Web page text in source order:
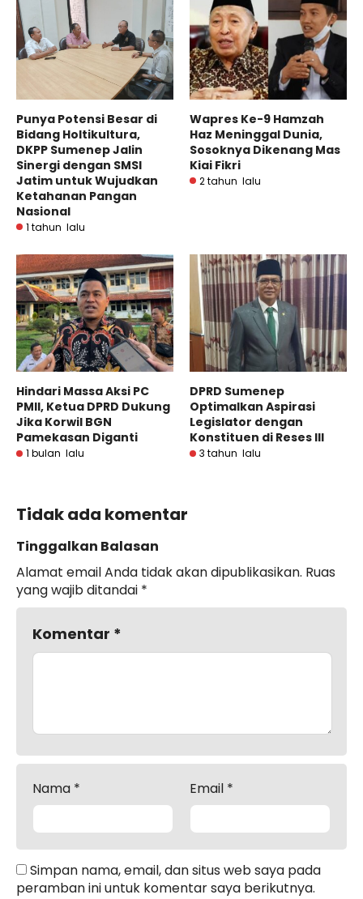
Punya Potensi Besar di
Bidang Holtikultura,
DKPP Sumenep Jalin
Sinergi dengan SMSI
Jatim untuk Wujudkan
Ketahanan Pangan
Nasional
1 tahun lalu
Wapres Ke-9 Hamzah
Haz Meninggal Dunia,
Sosoknya Dikenang Mas
Kiai Fikri
2 tahun lalu
Hindari Massa Aksi PC
PMII, Ketua DPRD Dukung
Jika Korwil BGN
Pamekasan Diganti
1 bulan lalu
DPRD Sumenep
Optimalkan Aspirasi
Legislator dengan
Konstituen di Reses III
3 tahun lalu
Tidak ada komentar
Tinggalkan Balasan
Alamat email Anda tidak akan dipublikasikan. Ruas
yang wajib ditandai *
Komentar *
Nama * Email *
Simpan nama, email, dan situs web saya pada
peramban ini untuk komentar saya berikutnya.